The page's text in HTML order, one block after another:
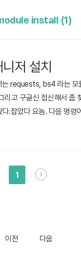
install (1)
저 설치
requests, bs4 라는
고 구글신 접신해서 좀
.잡았다 요놈. 다음 명
pip 실행법은 sudo pip [
1
이전 다음